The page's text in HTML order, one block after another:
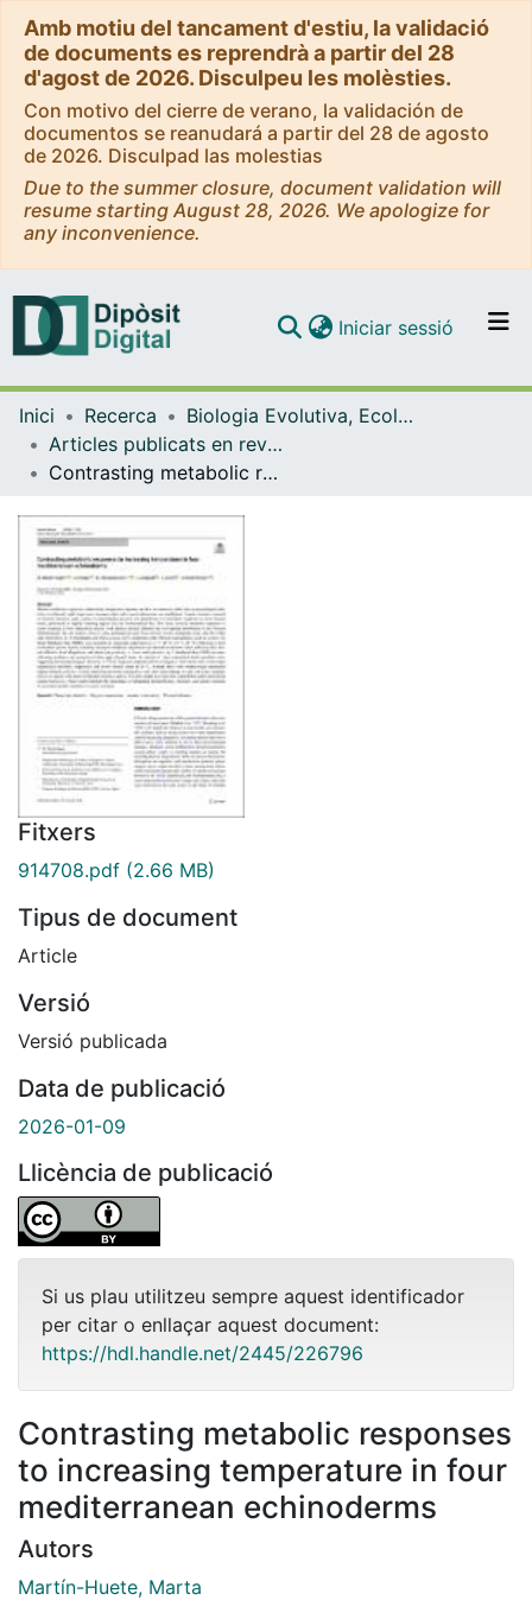
Amb motiu del tancament d'estiu, la validació
de documents es reprendrà a partir del 28
d'agost de 2026. Disculpeu les molèsties.
Con motivo del cierre de verano, la validación de
documentos se reanudará a partir del 28 de agosto
de 2026. Disculpad las molestias
Due to the summer closure, document validation will
resume starting August 28, 2026. We apologize for
any inconvenience.
Navega per tot el DD
Iniciar sessió (current)
Inici Recerca
Biologia Evolutiva, Ecologia i Ciències Ambientals
Articles publicats en revistes (Biologia Evolutiva, Ecologia i Ciències Ambientals)
Contrasting metabolic responses to increasing temperature in four mediterranean echinoderms
Fitxers
914708.pdf (2.66 MB)
Tipus de document
Article
Versió
Versió publicada
Data de publicació
2026-01-09
Llicència de publicació
Si us plau utilitzeu sempre aquest identificador
per citar o enllaçar aquest document:
https://hdl.handle.net/2445/226796
Contrasting metabolic responses
to increasing temperature in four
mediterranean echinoderms
Autors
Martín-Huete, Marta